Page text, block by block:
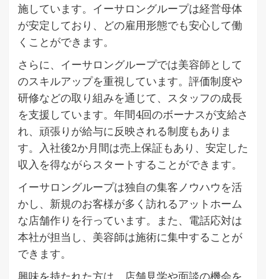
施しています。イーサロングループは経営母体
が安定しており、どの雇用形態でも安心して働
くことができます。
さらに、イーサロングループでは美容師として
のスキルアップを重視しています。評価制度や
研修などの取り組みを通じて、スタッフの成長
を支援しています。年間4回のボーナスが支給さ
れ、頑張りが給与に反映される制度もありま
す。入社後2か月間は売上保証もあり、安定した
収入を得ながらスタートすることができます。
イーサロングループは独自の集客ノウハウを活
かし、新規のお客様が多く訪れるアットホーム
な店舗作りを行っています。また、電話応対は
本社が担当し、美容師は施術に集中することが
できます。
興味を持たれた方は、店舗見学や面談の機会を